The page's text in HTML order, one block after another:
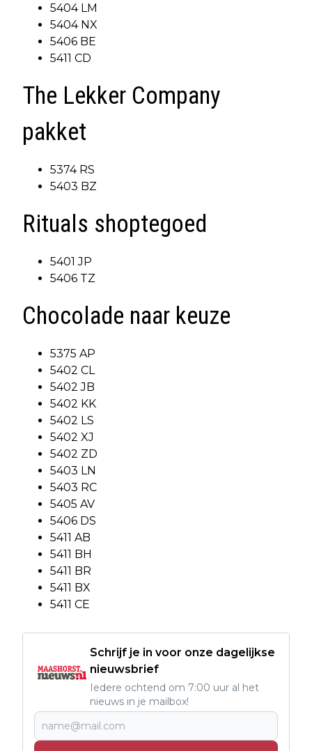
5404 LM
5404 NX
5406 BE
5411 CD
The Lekker Company
pakket
5374 RS
5403 BZ
Rituals shoptegoed
5401 JP
5406 TZ
Chocolade naar keuze
5375 AP
5402 CL
5402 JB
5402 KK
5402 LS
5402 XJ
5402 ZD
5403 LN
5403 RC
5405 AV
5406 DS
5411 AB
5411 BH
5411 BR
5411 BX
5411 CE
Schrijf je in voor onze dagelijkse
nieuwsbrief
Iedere ochtend om 7:00 uur al het
nieuws in je mailbox!